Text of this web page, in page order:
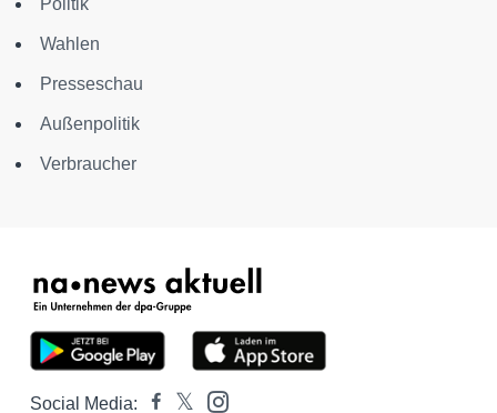
Politik
Wahlen
Presseschau
Außenpolitik
Verbraucher
Social Media: